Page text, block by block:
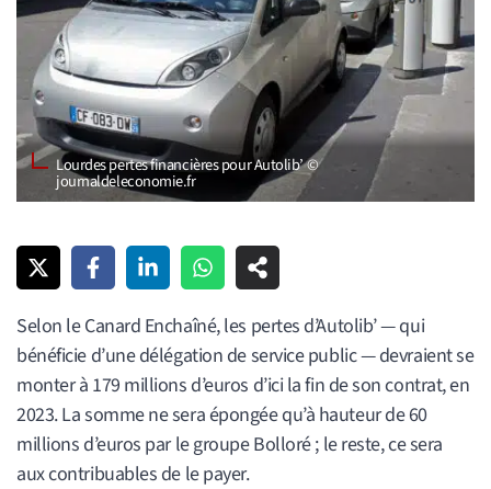
Lourdes pertes financières pour Autolib’ ©
journaldeleconomie.fr
Selon le Canard Enchaîné, les pertes d’Autolib’ — qui
bénéficie d’une délégation de service public — devraient se
monter à 179 millions d’euros d’ici la fin de son contrat, en
2023. La somme ne sera épongée qu’à hauteur de 60
millions d’euros par le groupe Bolloré ; le reste, ce sera
aux contribuables de le payer.